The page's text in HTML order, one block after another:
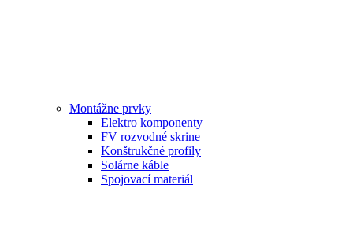
Montážne prvky
Elektro komponenty
FV rozvodné skrine
Konštrukčné profily
Solárne káble
Spojovací materiál